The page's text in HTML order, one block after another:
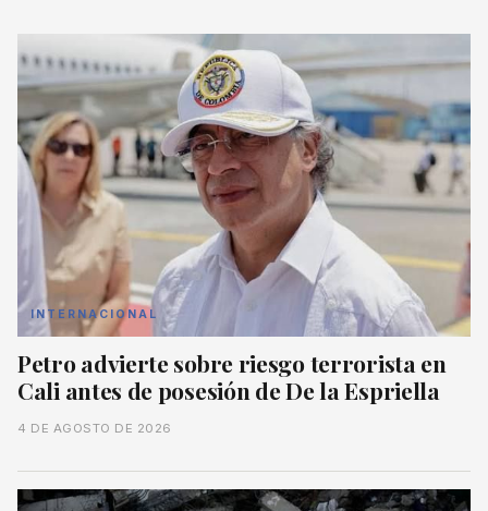
INTERNACIONAL
Petro advierte sobre riesgo terrorista en
Cali antes de posesión de De la Espriella
4 DE AGOSTO DE 2026